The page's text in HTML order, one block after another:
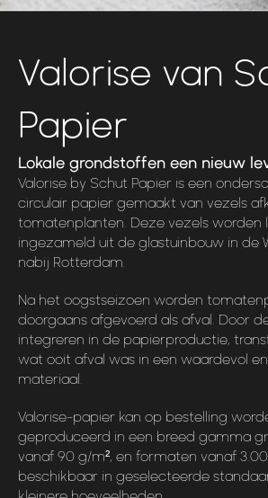
Valorise van
Papier
Lokale grondstoffen een nieuw
Valorise by Schut Papier is een
circulair papier gemaakt van vezels
tomatenplanten. Deze vezels worden
ingezameld uit de glastuinbouw in de
nabij Rotterdam.
Na het oogstseizoen worden
doorgaans afgevoerd als afval. Door
integreren in de papierproductie,
wat ooit afval was in een waardevol
materiaal.
Valorise-papier kan op bestelling
geproduceerd in een breed gamma
vanaf 90 g/m², en formaten vanaf
beschikbaar in geselecteerde